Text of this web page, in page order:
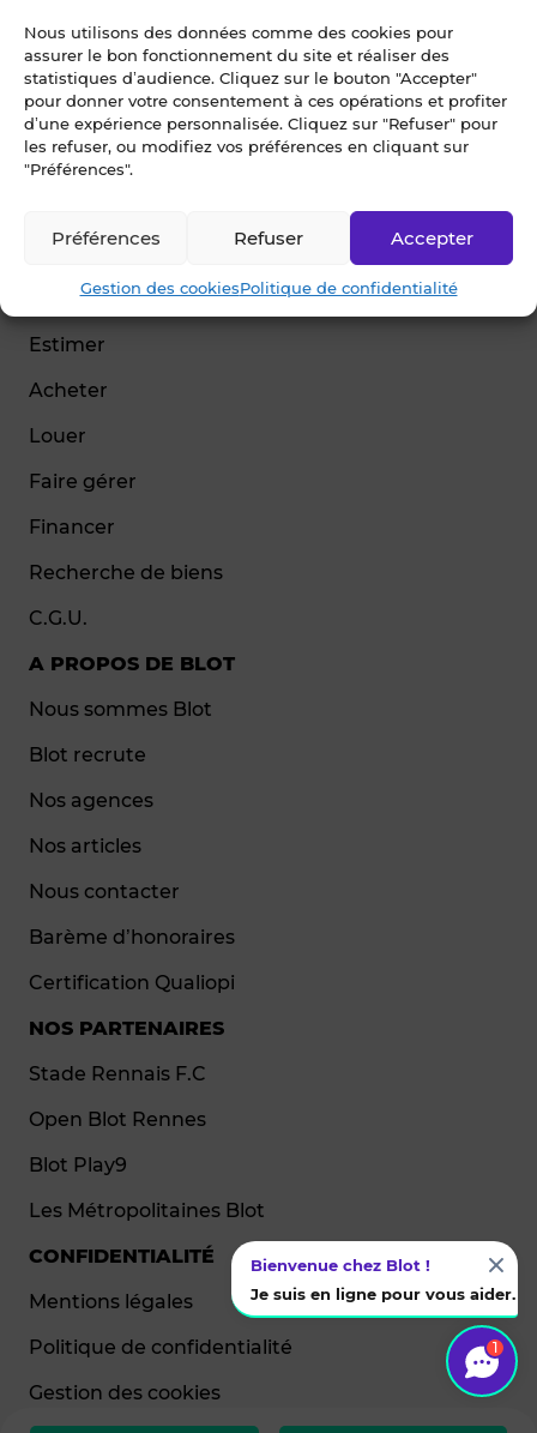
Nous utilisons des données comme des cookies pour
assurer le bon fonctionnement du site et réaliser des
statistiques d’audience. Cliquez sur le bouton "Accepter"
pour donner votre consentement à ces opérations et profiter
d’une expérience personnalisée. Cliquez sur "Refuser" pour
les refuser, ou modifiez vos préférences en cliquant sur
"Préférences".
Accepter
Refuser
Préférences
Gestion des cookiesPolitique de confidentialité
Vendre
Estimer
Acheter
Louer
Faire gérer
Financer
Recherche de biens
C.G.U.
A PROPOS DE BLOT
Nous sommes Blot
Blot recrute
Nos agences
Nos articles
Nous contacter
Barème d’honoraires
Certification Qualiopi
NOS PARTENAIRES
Stade Rennais F.C
Open Blot Rennes
Blot Play9
Les Métropolitaines Blot
CONFIDENTIALITÉ
Mentions légales
Politique de confidentialité
Gestion des cookies
1
Bienvenue chez Blot !
Je suis en ligne pour vous aider.